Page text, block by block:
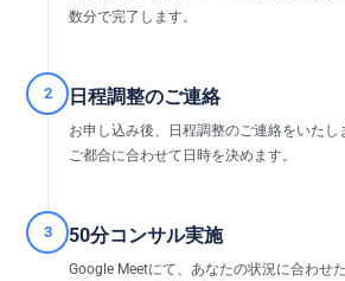
数分で完了します。
2 日程調整のご連絡
お申し込み後、日程調整のご連絡をいたし
ご都合に合わせて日時を決めます。
3 50分コンサル実施
Google Meetにて、あなたの状況に合わせた